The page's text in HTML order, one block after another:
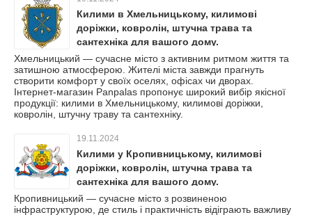
Килими в Хмельницькому, килимові
доріжки, ковролін, штучна трава та
сантехніка для вашого дому.
Хмельницький — сучасне місто з активним ритмом життя та
затишною атмосферою. Жителі міста завжди прагнуть
створити комфорт у своїх оселях, офісах чи дворах.
Інтернет-магазин Panpalas пропонує широкий вибір якісної
продукції: килими в Хмельницькому, килимові доріжки,
ковролін, штучну траву та сантехніку.
19.11.2024
Килими у Кропивницькому, килимові
доріжки, ковролін, штучна трава та
сантехніка для вашого дому.
Кропивницький — сучасне місто з розвиненою
інфраструктурою, де стиль і практичність відіграють важливу